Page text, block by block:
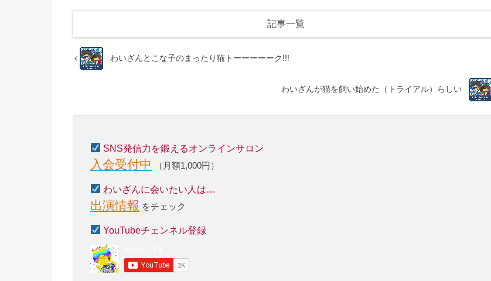
記事一覧
わいざんとこな子のまったり猫トーーーーーク!!!
わいざんが猫を飼い始めた（トライアル）らしい
SNS発信力を鍛えるオンラインサロン
入会受付中 （月額1,000円）
わいざんに会いたい人は…
出演情報 をチェック
YouTubeチェンネル登録